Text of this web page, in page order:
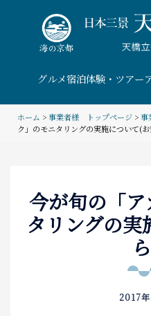
content
グルメ宿泊体験・ツアー
教育/
観
体験
ホーム >事業者様 トップページ >事
ク」のモニタリングの実施について(
今が旬の「
タリングの
2017